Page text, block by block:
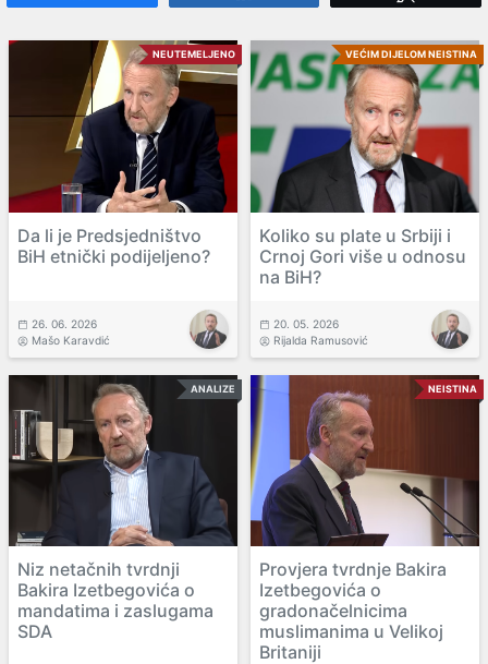
NEUTEMELJENO
Da li je Predsjedništvo
BiH etnički podijeljeno?
26. 06. 2026
Mašo Karavdić
VEĆIM DIJELOM NEISTINA
Koliko su plate u Srbiji i
Crnoj Gori više u odnosu
na BiH?
20. 05. 2026
Rijalda Ramusović
ANALIZE
Niz netačnih tvrdnji
Bakira Izetbegovića o
mandatima i zaslugama
SDA
NEISTINA
Provjera tvrdnje Bakira
Izetbegovića o
gradonačelnicima
muslimanima u Velikoj
Britaniji